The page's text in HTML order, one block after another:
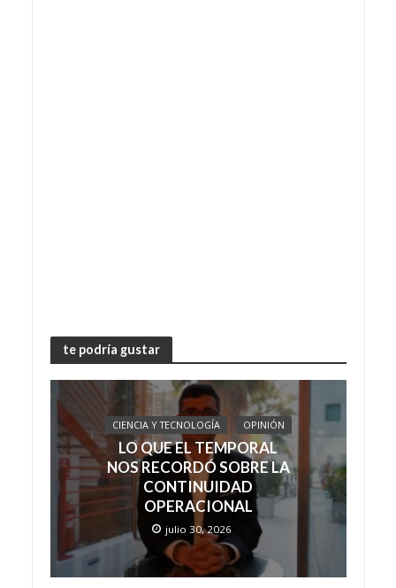
te podría gustar
CIENCIA Y TECNOLOGÍA OPINIÓN
LO QUE EL TEMPORAL
NOS RECORDÓ SOBRE LA
CONTINUIDAD
OPERACIONAL
julio 30, 2026